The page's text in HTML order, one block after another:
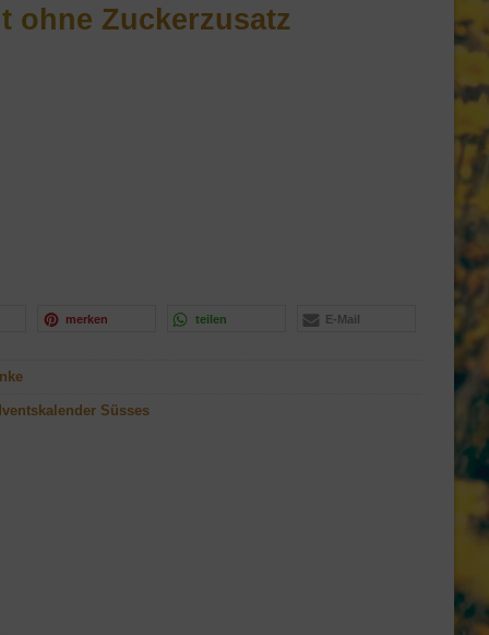
ohne Zuckerzusatz
merken teilen E-Mail
Süsses